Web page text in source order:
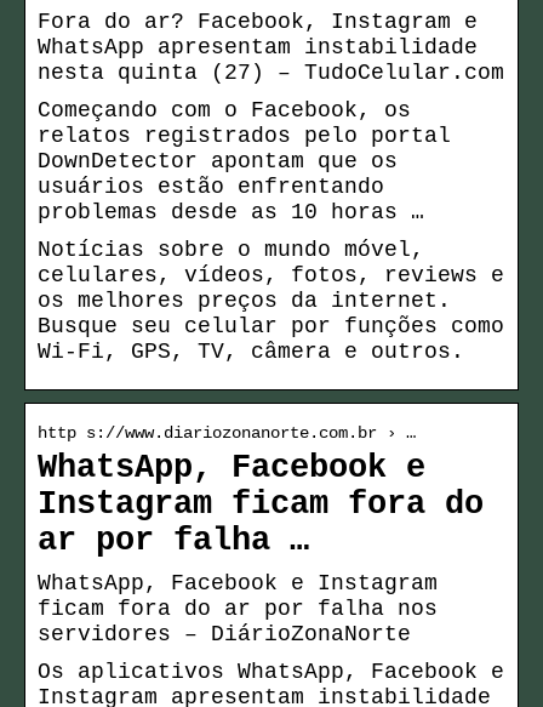
Fora do ar? Facebook, Instagram e
WhatsApp apresentam instabilidade
nesta quinta (27) – TudoCelular.com
Começando com o Facebook, os
relatos registrados pelo portal
DownDetector apontam que os
usuários estão enfrentando
problemas desde as 10 horas …
Notícias sobre o mundo móvel,
celulares, vídeos, fotos, reviews e
os melhores preços da internet.
Busque seu celular por funções como
Wi-Fi, GPS, TV, câmera e outros.
http s://www.diariozonanorte.com.br › …
WhatsApp, Facebook e
Instagram ficam fora do
ar por falha …
WhatsApp, Facebook e Instagram
ficam fora do ar por falha nos
servidores – DiárioZonaNorte
Os aplicativos WhatsApp, Facebook e
Instagram apresentam instabilidade